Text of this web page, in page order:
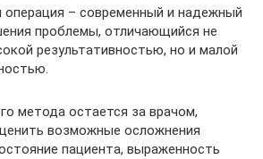
операция – современный и надежный
проблемы, отличающийся не
результативностью, но и малой
метода остается за врачом,
возможные осложнения
пациента, выраженность